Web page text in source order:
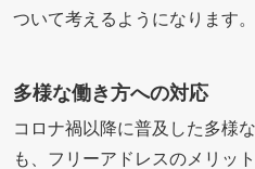
ついて考えるようになります。
多様な働き方への対応
コロナ禍以降に普及した多様
も、フリーアドレスのメリッ